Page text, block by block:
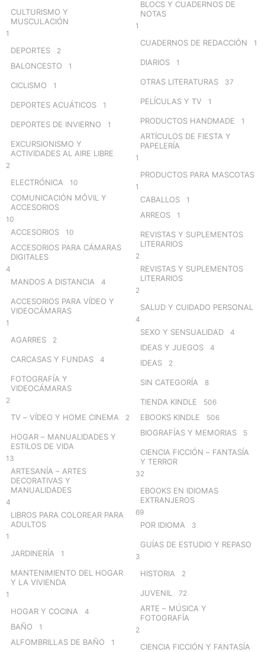
CULTURISMO Y
MUSCULACIÓN
1
DEPORTES 2
BALONCESTO 1
CICLISMO 1
DEPORTES ACUÁTICOS 1
DEPORTES DE INVIERNO 1
EXCURSIONISMO Y
ACTIVIDADES AL AIRE LIBRE
2
ELECTRÓNICA 10
COMUNICACIÓN MÓVIL Y
ACCESORIOS
10
ACCESORIOS 10
ACCESORIOS PARA CÁMARAS
DIGITALES
4
MANDOS A DISTANCIA 4
ACCESORIOS PARA VÍDEO Y
VIDEOCÁMARAS
1
AGARRES 2
CARCASAS Y FUNDAS 4
FOTOGRAFÍA Y
VIDEOCÁMARAS
2
TV – VÍDEO Y HOME CINEMA 2
HOGAR – MANUALIDADES Y
ESTILOS DE VIDA
13
ARTESANÍA – ARTES
DECORATIVAS Y
MANUALIDADES
4
LIBROS PARA COLOREAR PARA
ADULTOS
1
JARDINERÍA 1
MANTENIMIENTO DEL HOGAR
Y LA VIVIENDA
1
HOGAR Y COCINA 4
BAÑO 1
ALFOMBRILLAS DE BAÑO 1
BLOCS Y CUADERNOS DE
NOTAS
1
CUADERNOS DE REDACCIÓN 1
DIARIOS 1
OTRAS LITERATURAS 37
PELÍCULAS Y TV 1
PRODUCTOS HANDMADE 1
ARTÍCULOS DE FIESTA Y
PAPELERÍA
1
PRODUCTOS PARA MASCOTAS
1
CABALLOS 1
ARREOS 1
REVISTAS Y SUPLEMENTOS
LITERARIOS
2
REVISTAS Y SUPLEMENTOS
LITERARIOS
2
SALUD Y CUIDADO PERSONAL
4
SEXO Y SENSUALIDAD 4
IDEAS Y JUEGOS 4
IDEAS 2
SIN CATEGORÍA 8
TIENDA KINDLE 506
EBOOKS KINDLE 506
BIOGRAFÍAS Y MEMORIAS 5
CIENCIA FICCIÓN – FANTASÍA
Y TERROR
32
EBOOKS EN IDIOMAS
EXTRANJEROS
69
POR IDIOMA 3
GUÍAS DE ESTUDIO Y REPASO
3
HISTORIA 2
JUVENIL 72
ARTE – MÚSICA Y
FOTOGRAFÍA
2
CIENCIA FICCIÓN Y FANTASÍA